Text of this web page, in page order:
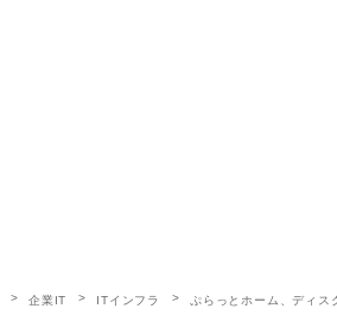
企業IT ITインフラ ぷらっとホーム、ディ